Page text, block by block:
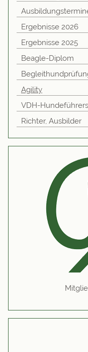
Ergebnisse 2026
Ergebnisse 2025
Beagle-Diplom
Agility
VDH-
Richter, Ausbilder